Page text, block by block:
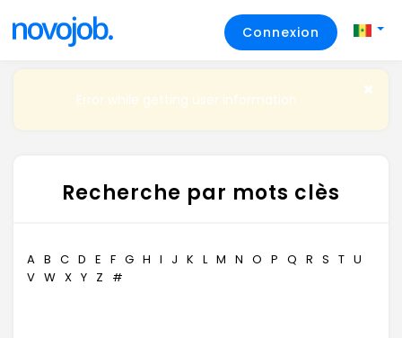
Connexion
Error while getting user information
Recherche par mots clès
A B C D E F G H I J K L M N O P Q R S T U
V W X Y Z #